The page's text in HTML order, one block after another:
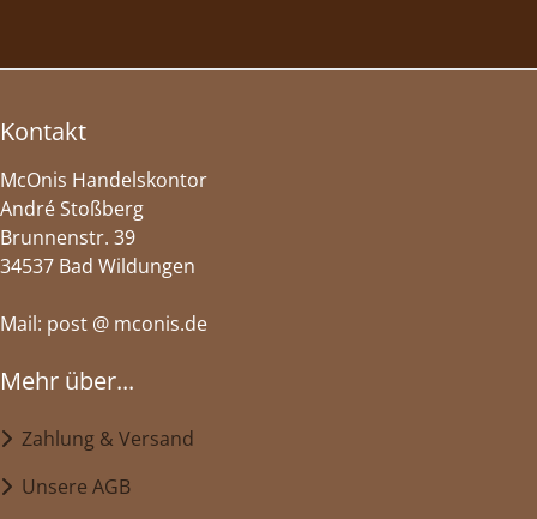
Kontakt
McOnis Handelskontor
André Stoßberg
Brunnenstr. 39
34537 Bad Wildungen
Mail: post @ mconis.de
Mehr über...
Zahlung & Versand
Unsere AGB